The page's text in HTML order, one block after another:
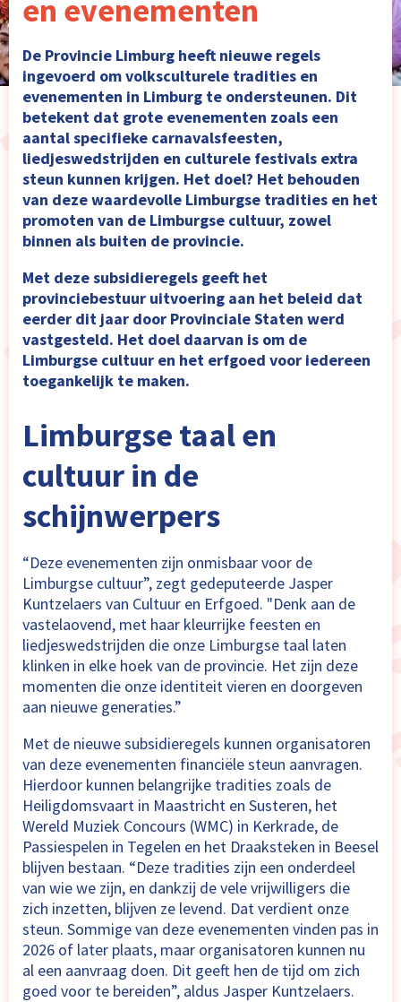
en evenementen
De Provincie Limburg heeft nieuwe regels
ingevoerd om volksculturele tradities en
evenementen in Limburg te ondersteunen. Dit
betekent dat grote evenementen zoals een
aantal specifieke carnavalsfeesten,
liedjeswedstrijden en culturele festivals extra
steun kunnen krijgen. Het doel? Het behouden
van deze waardevolle Limburgse tradities en het
promoten van de Limburgse cultuur, zowel
binnen als buiten de provincie.
Met deze subsidieregels geeft het
provinciebestuur uitvoering aan het beleid dat
eerder dit jaar door Provinciale Staten werd
vastgesteld. Het doel daarvan is om de
Limburgse cultuur en het erfgoed voor iedereen
toegankelijk te maken.
Limburgse taal en
cultuur in de
schijnwerpers
“Deze evenementen zijn onmisbaar voor de
Limburgse cultuur”, zegt gedeputeerde Jasper
Kuntzelaers van Cultuur en Erfgoed. "Denk aan de
vastelaovend, met haar kleurrijke feesten en
liedjeswedstrijden die onze Limburgse taal laten
klinken in elke hoek van de provincie. Het zijn deze
momenten die onze identiteit vieren en doorgeven
aan nieuwe generaties.”
Met de nieuwe subsidieregels kunnen organisatoren
van deze evenementen financiële steun aanvragen.
Hierdoor kunnen belangrijke tradities zoals de
Heiligdomsvaart in Maastricht en Susteren, het
Wereld Muziek Concours (WMC) in Kerkrade, de
Passiespelen in Tegelen en het Draaksteken in Beesel
blijven bestaan. “Deze tradities zijn een onderdeel
van wie we zijn, en dankzij de vele vrijwilligers die
zich inzetten, blijven ze levend. Dat verdient onze
steun. Sommige van deze evenementen vinden pas in
2026 of later plaats, maar organisatoren kunnen nu
al een aanvraag doen. Dit geeft hen de tijd om zich
goed voor te bereiden”, aldus Jasper Kuntzelaers.